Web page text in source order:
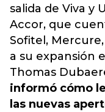
salida de Viva y
Accor, que
Sofitel,
a su expansión
Thomas
informó cómo
las nuevas